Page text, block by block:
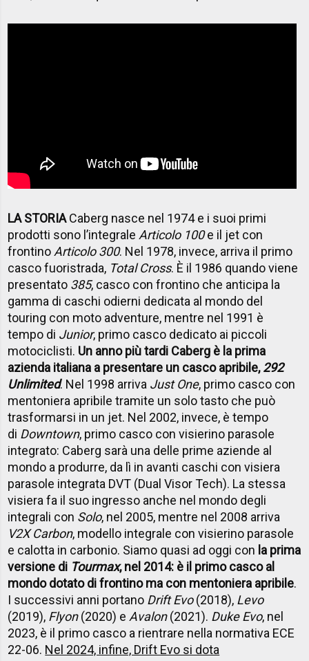
LA STORIACaberg nasce nel 1974 e i suoi primi
prodotti sono l’integrale Articolo 100e il jet con
frontino Articolo 300. Nel 1978, invece, arriva il primo
casco fuoristrada, Total Cross. È il 1986 quando viene
presentato 385, casco con frontino che anticipa la
gamma di caschi odierni dedicata al mondo del
touring con moto adventure, mentre nel 1991 è
tempo di Junior, primo casco dedicato ai piccoli
motociclisti. Un anno più tardi Caberg è la prima
azienda italiana a presentare un casco apribile,292
Unlimited. Nel 1998 arriva Just One, primo casco con
mentoniera apribile tramite un solo tasto che può
trasformarsi in un jet. Nel 2002, invece, è tempo
di Downtown, primo casco con visierino parasole
integrato: Caberg sarà una delle prime aziende al
mondo a produrre, da lì in avanti caschi con visiera
parasole integrata DVT (Dual Visor Tech). La stessa
visiera fa il suo ingresso anche nel mondo degli
integrali con Solo, nel 2005, mentre nel 2008 arriva
V2X Carbon, modello integrale con visierino parasole
e calotta in carbonio. Siamo quasi ad oggi con la prima
versione di Tourmax, nel 2014: è il primo casco al
mondo dotato di frontino ma con mentoniera apribile.
I successivi anni portano Drift Evo(2018), Levo
(2019), Flyon(2020) e Avalon(2021). Duke Evo, nel
2023, è il primo casco a rientrare nella normativa ECE
22-06. Nel 2024, infine, Drift Evo si dota